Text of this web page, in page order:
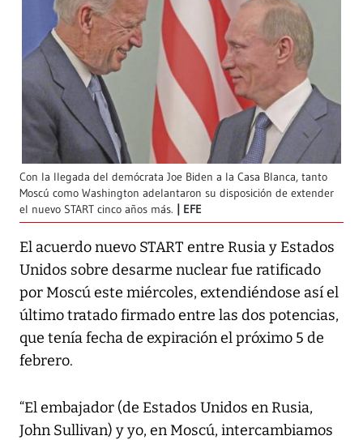
Con la llegada del demócrata Joe Biden a la Casa Blanca, tanto
Moscú como Washington adelantaron su disposición de extender
el nuevo START cinco años más.
EFE
El acuerdo nuevo START entre Rusia y Estados
Unidos sobre desarme nuclear fue ratificado
por Moscú este miércoles, extendiéndose así el
último tratado firmado entre las dos potencias,
que tenía fecha de expiración el próximo 5 de
febrero.
“El embajador (de Estados Unidos en Rusia,
John Sullivan) y yo, en Moscú, intercambiamos